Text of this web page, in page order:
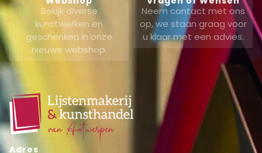
Bekijk diverse
kunstwerken en
geschenken in onze
nieuwe webshop.
Neem contact met ons
op, we staan graag voor
u klaar met een advies.
Adres